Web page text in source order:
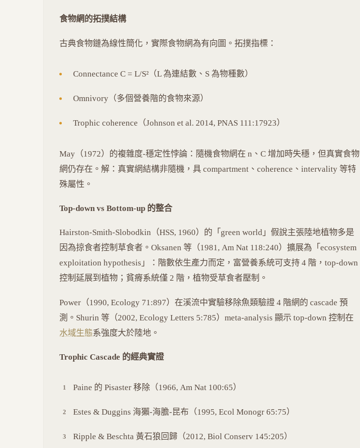
食物網的拓撲結構
古典食物鏈為線性簡化，實際食物網為有向圖。拓撲指標：
Connectance C = L/S²（L 為連結數、S 為物種數）
Omnivory（多個營養階的食物來源）
Trophic coherence（Johnson et al. 2014, PNAS 111:17923）
May（1972）的複雜度-穩定性悖論：隨機食物網在 n、C 增加時失穩，但真實食物
網仍存在。解：真實網結構非隨機，具 compartment、coherence、intervality 等特
殊屬性。
Top-down vs Bottom-up 的整合
Hairston-Smith-Slobodkin（HSS, 1960）的「green world」假說主張陸地植物多是
因為掠食者控制草食者。Oksanen 等（1981, Am Nat 118:240）擴展為「ecosystem
exploitation hypothesis」：階數依生產力而定，富營養系統可支持 4 階，top-down
控制延展到植物；貧瘠系統僅 2 階，植物受草食者壓制。
Power（1990, Ecology 71:897）在溪流中實驗移除魚類驗證 4 階網的 cascade 預
測。Shurin 等（2002, Ecology Letters 5:785）meta-analysis 顯示 top-down 控制在
水域生態系強度大於陸地。
Trophic Cascade 的經典實證
Paine 的 Pisaster 移除（1966, Am Nat 100:65）
Estes & Duggins 海獺-海膽-昆布（1995, Ecol Monogr 65:75）
Ripple & Beschta 黃石狼回歸（2012, Biol Conserv 145:205）